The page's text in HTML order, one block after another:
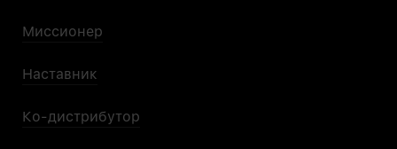
Миссионер
Наставник
Ко-дистрибутор